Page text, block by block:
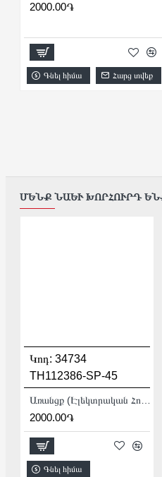
2000.00֏
Գնել հիմա Հարց տվեք
ՄԵՆՔ ՆԱԵՒ ԽՈՐՀՈՒՐԴ ԵՆՔ
Կոդ: 34734
TH112386-SP-45
2000.00֏
Գնել հիմա